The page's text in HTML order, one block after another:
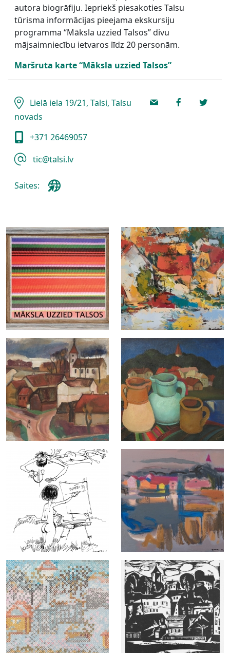
autora biogrāfiju. Iepriekš piesakoties Talsu
tūrisma informācijas pieejama ekskursiju
programma “Māksla uzzied Talsos” divu
mājsaimniecību ietvaros līdz 20 personām.
Maršruta karte “Māksla uzzied Talsos”
Lielā iela 19/21, Talsi, Talsu
novads
+371 26469057
tic@talsi.lv
Saites: